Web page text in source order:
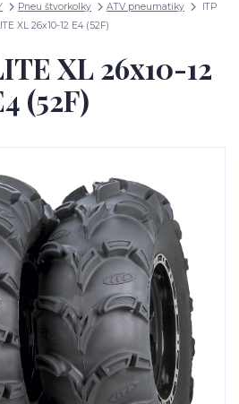
Pneu štvorkolky ATV pneumatiky
ITP
XL 26x10-12 E4 (52F)
XL 26x10-12
(52F)